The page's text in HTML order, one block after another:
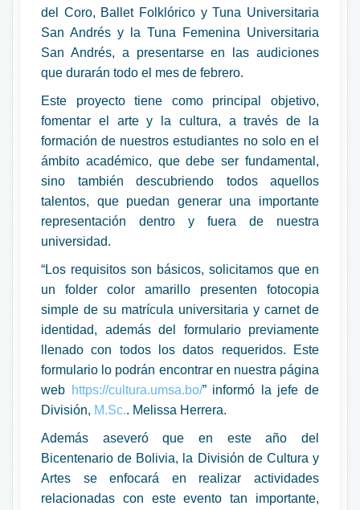
del Coro, Ballet Folklórico y Tuna Universitaria
San Andrés y la Tuna Femenina Universitaria
San Andrés, a presentarse en las audiciones
que durarán todo el mes de febrero.
Este proyecto tiene como principal objetivo,
fomentar el arte y la cultura, a través de la
formación de nuestros estudiantes no solo en el
ámbito académico, que debe ser fundamental,
sino también descubriendo todos aquellos
talentos, que puedan generar una importante
representación dentro y fuera de nuestra
universidad.
“Los requisitos son básicos, solicitamos que en
un folder color amarillo presenten fotocopia
simple de su matrícula universitaria y carnet de
identidad, además del formulario previamente
llenado con todos los datos requeridos. Este
formulario lo podrán encontrar en nuestra página
web https://cultura.umsa.bo/” informó la jefe de
División, M.Sc.. Melissa Herrera.
Además aseveró que en este año del
Bicentenario de Bolivia, la División de Cultura y
Artes se enfocará en realizar actividades
relacionadas con este evento tan importante,